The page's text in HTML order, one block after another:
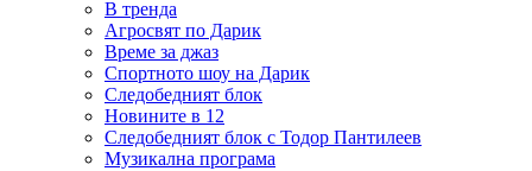
В тренда
Агросвят по Дарик
Време за джаз
Спортното шоу на Дарик
Следобедният блок
Новините в 12
Следобедният блок с Тодор Пантилеев
Музикална програма